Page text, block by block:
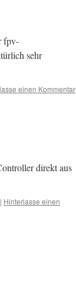
fpv-
sehr
einen Kommentar
direkt aus
| Hinterlasse einen